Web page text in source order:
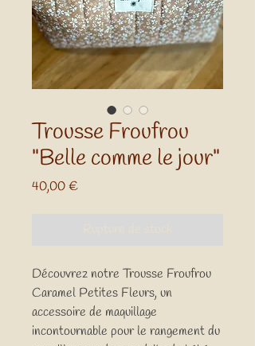
Trousse Froufrou
"Belle comme le jour"
40,00 €Prix
Découvrez notre Trousse Froufrou
Caramel Petites Fleurs, un
accessoire de maquillage
incontournable pour le rangement du